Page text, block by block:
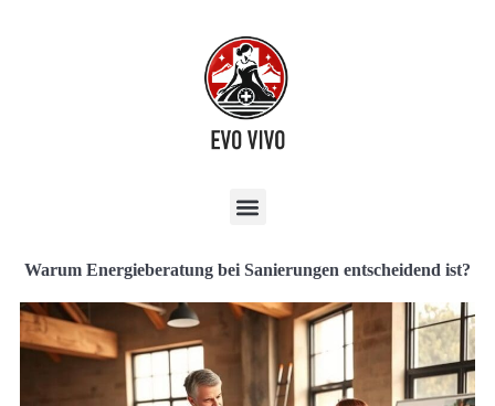
Warum Energieberatung bei Sanierungen entscheidend ist?